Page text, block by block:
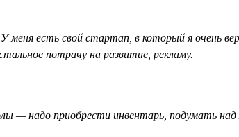
есть свой стартап, в который я очень
потрачу на развитие, рекламу.
— надо приобрести инвентарь, подумать